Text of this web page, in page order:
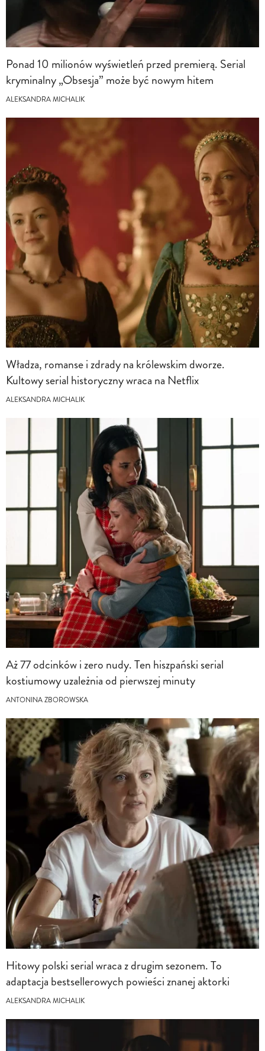
Ponad 10 milionów wyświetleń przed premierą. Serial
kryminalny „Obsesja” może być nowym hitem
ALEKSANDRA MICHALIK
Władza, romanse i zdrady na królewskim dworze.
Kultowy serial historyczny wraca na Netflix
ALEKSANDRA MICHALIK
Aż 77 odcinków i zero nudy. Ten hiszpański serial
kostiumowy uzależnia od pierwszej minuty
ANTONINA ZBOROWSKA
Hitowy polski serial wraca z drugim sezonem. To
adaptacja bestsellerowych powieści znanej aktorki
ALEKSANDRA MICHALIK